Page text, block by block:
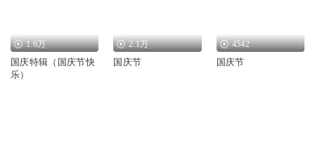
1.6万
国庆特辑（国庆节快
乐）
2.1万
国庆节
4542
国庆节